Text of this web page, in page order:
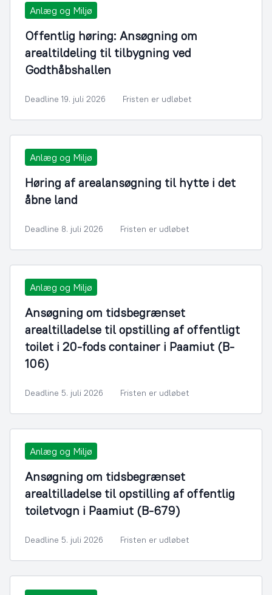
Anlæg og Miljø
Offentlig høring: Ansøgning om
arealtildeling til tilbygning ved
Godthåbshallen
Deadline 19. juli 2026 Fristen er udløbet
Anlæg og Miljø
Høring af arealansøgning til hytte i det
åbne land
Deadline 8. juli 2026 Fristen er udløbet
Anlæg og Miljø
Ansøgning om tidsbegrænset
arealtilladelse til opstilling af offentligt
toilet i 20-fods container i Paamiut (B-
106)
Deadline 5. juli 2026 Fristen er udløbet
Anlæg og Miljø
Ansøgning om tidsbegrænset
arealtilladelse til opstilling af offentlig
toiletvogn i Paamiut (B-679)
Deadline 5. juli 2026 Fristen er udløbet